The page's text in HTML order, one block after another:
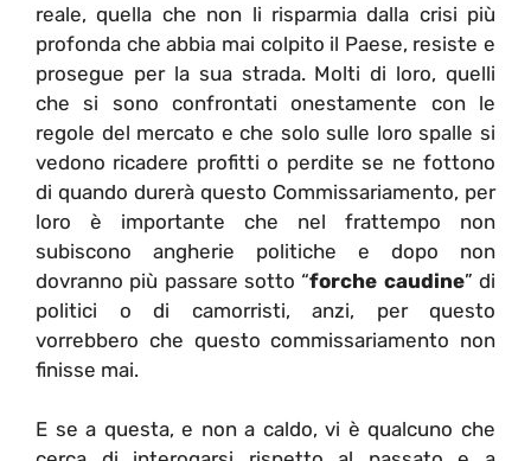
reale, quella che non li risparmia dalla crisi più
profonda che abbia mai colpito il Paese, resiste e
prosegue per la sua strada. Molti di loro, quelli
che si sono confrontati onestamente con le
regole del mercato e che solo sulle loro spalle si
vedono ricadere profitti o perdite se ne fottono
di quando durerà questo Commissariamento, per
loro è importante che nel frattempo non
subiscono angherie politiche e dopo non
dovranno più passare sotto “forche caudine” di
politici o di camorristi, anzi, per questo
vorrebbero che questo commissariamento non
finisse mai.
E se a questa, e non a caldo, vi è qualcuno che